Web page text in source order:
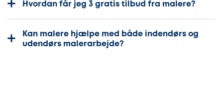
Hvordan får jeg 3 gratis tilbud fra malere?
Kan malere hjælpe med både indendørs og
udendørs malerarbejde?